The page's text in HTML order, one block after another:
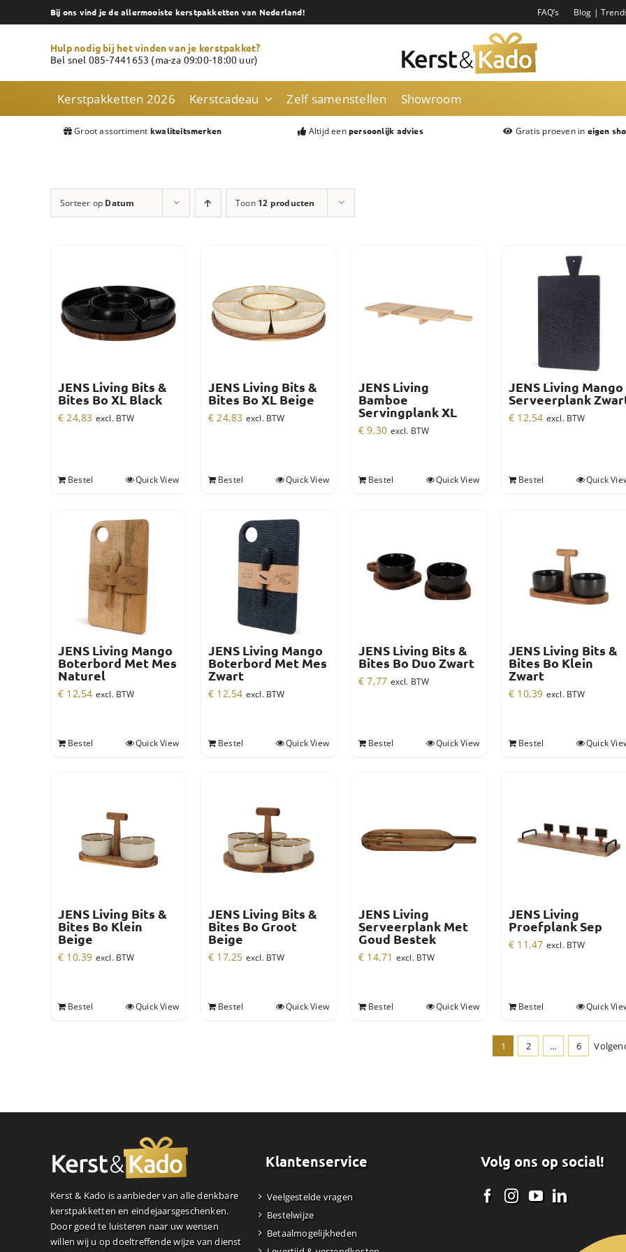
to
Bij ons vind je de allermooiste kerstpakketten van Nederland! FAQ’s Blog |
Hulp nodig bij het vinden van je kerstpakket?
Bel snel 085-7441653 (ma-za 09:00-18:00 uur)
Kerstpakketten 2026 Kerstcadeau Zelf samenstellen Showroom
Groot assortiment kwaliteitsmerken Altijd een persoonlijk advies Gratis proeven in eigen
Sorteer op Datum Toon 12 producten
JENS Living Bits &
Bites Bo XL Black
€ 24,83 excl. BTW
Bestel Quick View
JENS Living Bits &
Bites Bo XL Beige
€ 24,83 excl. BTW
Bestel Quick View
JENS Living
Bamboe
Servingplank XL
€ 9,30 excl. BTW
Bestel Quick View
JENS Living Mango
Serveerplank
€ 12,54 excl. BTW
Bestel Quick
JENS Living Mango
Boterbord Met Mes
Naturel
€ 12,54 excl. BTW
Bestel Quick View
JENS Living Mango
Boterbord Met Mes
Zwart
€ 12,54 excl. BTW
Bestel Quick View
JENS Living Bits &
Bites Bo Duo Zwart
€ 7,77 excl. BTW
Bestel Quick View
JENS Living Bits &
Bites Bo Klein
Zwart
€ 10,39 excl. BTW
Bestel Quick
JENS Living Bits &
Bites Bo Klein
Beige
€ 10,39 excl. BTW
Bestel Quick View
JENS Living Bits &
Bites Bo Groot
Beige
€ 17,25 excl. BTW
Bestel Quick View
JENS Living
Serveerplank Met
Goud Bestek
€ 14,71 excl. BTW
Bestel Quick View
JENS Living
Proefplank Sep
€ 11,47 excl. BTW
Bestel Quick
1 2 … 6
Kerst & Kado is aanbieder van alle denkbare
kerstpakketten en eindejaarsgeschenken.
Door goed te luisteren naar uw wensen
willen wij u op doeltreffende wijze van dienst
Klantenservice
Veelgestelde vragen
Bestelwijze
Betaalmogelijkheden
Volg ons op social!